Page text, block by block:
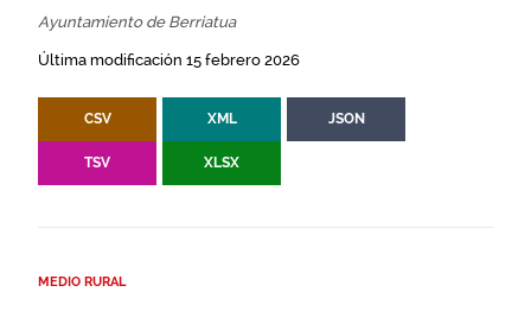
Ayuntamiento de Berriatua
Última modificación 15 febrero 2026
CSV XML JSON
TSV XLSX
MEDIO RURAL